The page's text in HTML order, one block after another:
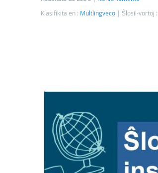
Klasifikita en : Multlingveco Ŝlosil-vortoj :